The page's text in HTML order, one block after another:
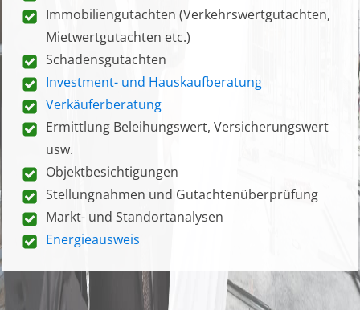
Immobiliengutachten (Verkehrswertgutachten,
Mietwertgutachten etc.)
Schadensgutachten
Investment- und Hauskaufberatung
Verkäuferberatung
Ermittlung Beleihungswert, Versicherungswert
usw.
Objektbesichtigungen
Stellungnahmen und Gutachtenüberprüfung
Markt- und Standortanalysen
Energieausweis